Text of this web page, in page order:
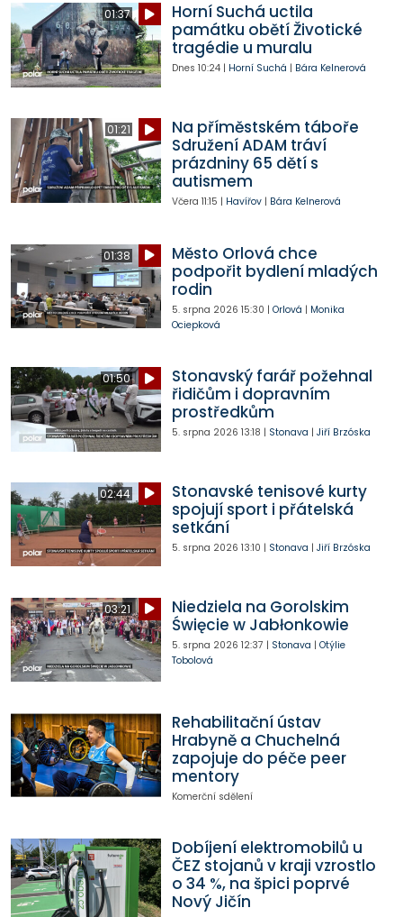
01:37
Horní Suchá uctila
památku obětí Životické
tragédie u muralu
Dnes 10:24| Horní Suchá | Bára Kelnerová
01:21
Na příměstském táboře
Sdružení ADAM tráví
prázdniny 65 dětí s
autismem
Včera 11:15 | Havířov| Bára Kelnerová
01:38
Město Orlová chce
podpořit bydlení mladých
rodin
5. srpna 2026 15:30 | Orlová | Monika
Ociepková
01:50
Stonavský farář požehnal
řidičům i dopravním
prostředkům
5. srpna 2026 13:18 | Stonava | Jiří Brzóska
02:44
Stonavské tenisové kurty
spojují sport i přátelská
setkání
5. srpna 2026 13:10 | Stonava | Jiří Brzóska
03:21
Niedziela na Gorolskim
Święcie w Jabłonkowie
5. srpna 2026 12:37 | Stonava | Otýlie
Tobolová
Rehabilitační ústav
Hrabyně a Chuchelná
zapojuje do péče peer
mentory
Komerční sdělení
Dobíjení elektromobilů u
ČEZ stojanů v kraji vzrostlo
o 34 %, na špici poprvé
Nový Jičín